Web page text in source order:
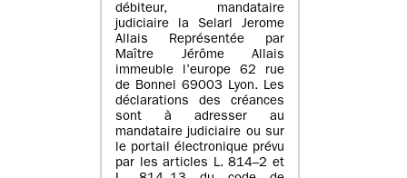
débiteur, mandataire
judiciaire la Selarl Jerome
Allais Représentée par
Maître Jérôme Allais
immeuble l’europe 62 rue
de Bonnel 69003 Lyon. Les
déclarations des créances
sont à adresser au
mandataire judiciaire ou sur
le portail électronique prévu
par les articles L. 814–2 et